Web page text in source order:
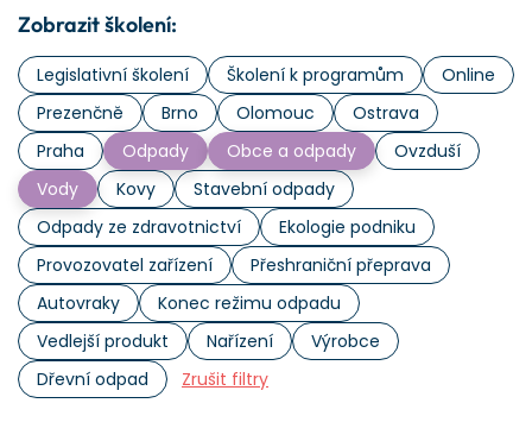
Zobrazit školení:
Legislativní školení Školení k programům
Online
Prezenčně
Brno Olomouc
Ostrava
Praha
Odpady Obce a odpady
Ovzduší
Vody
Kovy
Stavební odpady
Odpady ze zdravotnictví
Ekologie podniku
Provozovatel zařízení
Přeshraniční přeprava
Autovraky
Konec režimu odpadu
Vedlejší produkt
Nařízení
Výrobce
Dřevní odpad
Zrušit filtry